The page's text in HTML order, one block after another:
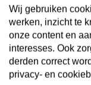
Wij gebruiken
werken, inzicht te
onze content en
interesses. Ook
derden correct
privacy- en